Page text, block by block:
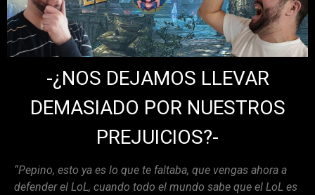
-¿NOS DEJAMOS LLEVAR
DEMASIADO POR NUESTROS
PREJUICIOS?-
“Pepino, esto ya es lo que te faltaba, que vengas ahora a
defender el LoL, cuando todo el mundo sabe que el LoL es